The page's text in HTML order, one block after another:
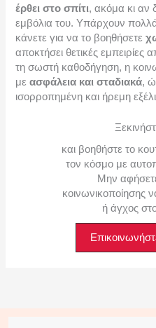
έρθει στο σπίτι, ακόμα κι αν
εμβόλια του. Υπάρχουν
κάνετε για να το βοηθήσετε
αποκτήσει θετικές
τη σωστή καθοδήγηση, η
μεασφάλεια και σταδιακά,
ισορροπημένη και ήρεμη
και βοηθήστε το
τον κόσμο με
Μην
κοινωνικοποίησης
ή άγχος